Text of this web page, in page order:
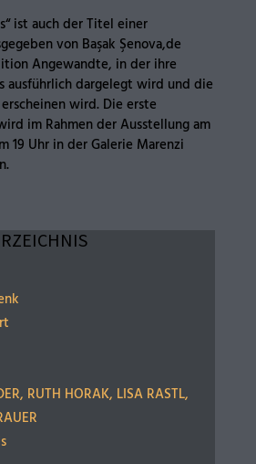
ist auch der Titel einer
von Başak Şenova,de
Angewandte, in der ihre
ausführlich dargelegt wird und die
wird. Die erste
im Rahmen der Ausstellung am
19 Uhr in der Galerie Marenzi
RUTH HORAK, LISA RASTL,